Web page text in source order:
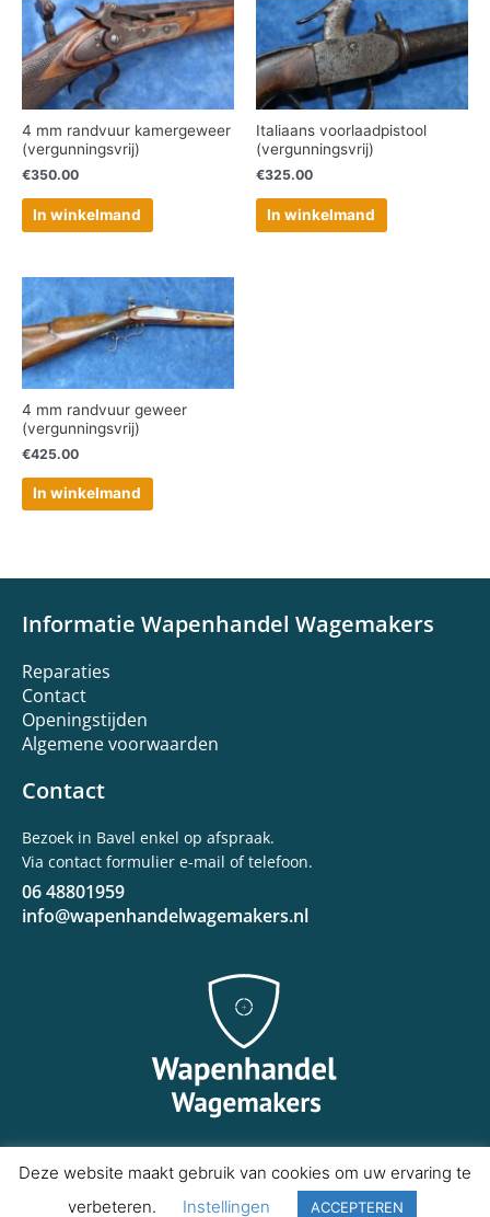
4 mm randvuur kamergeweer
(vergunningsvrij)
€350.00
In winkelmand
Italiaans voorlaadpistool
(vergunningsvrij)
€325.00
In winkelmand
4 mm randvuur geweer
(vergunningsvrij)
€425.00
In winkelmand
Informatie Wapenhandel Wagemakers
Reparaties
Contact
Openingstijden
Algemene voorwaarden
Contact
Bezoek in Bavel enkel op afspraak.
Via contact formulier e-mail of telefoon.
06 48801959
info@wapenhandelwagemakers.nl
Copyright © 2020 Wapenhandel Wagemakers
Deze website maakt gebruik van cookies om uw ervaring te
verbeteren.
Instellingen ACCEPTEREN